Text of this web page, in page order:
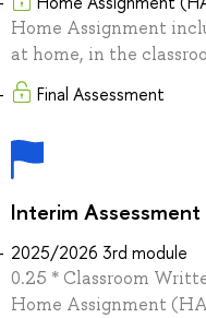
Home Assignment
at home, in the
Final Assessment
Interim Assessment
2025/2026 3rd module
0.25 * Classroom
Home Assignment